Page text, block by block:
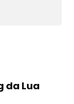
da Lua